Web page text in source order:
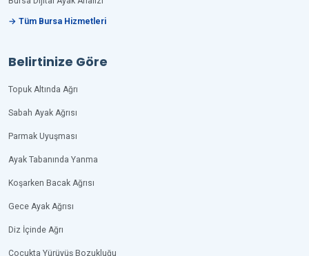
→ Tüm Bursa Hizmetleri
Belirtinize Göre
Topuk Altında Ağrı
Sabah Ayak Ağrısı
Parmak Uyuşması
Ayak Tabanında Yanma
Koşarken Bacak Ağrısı
Gece Ayak Ağrısı
Diz İçinde Ağrı
Çocukta Yürüyüş Bozukluğu